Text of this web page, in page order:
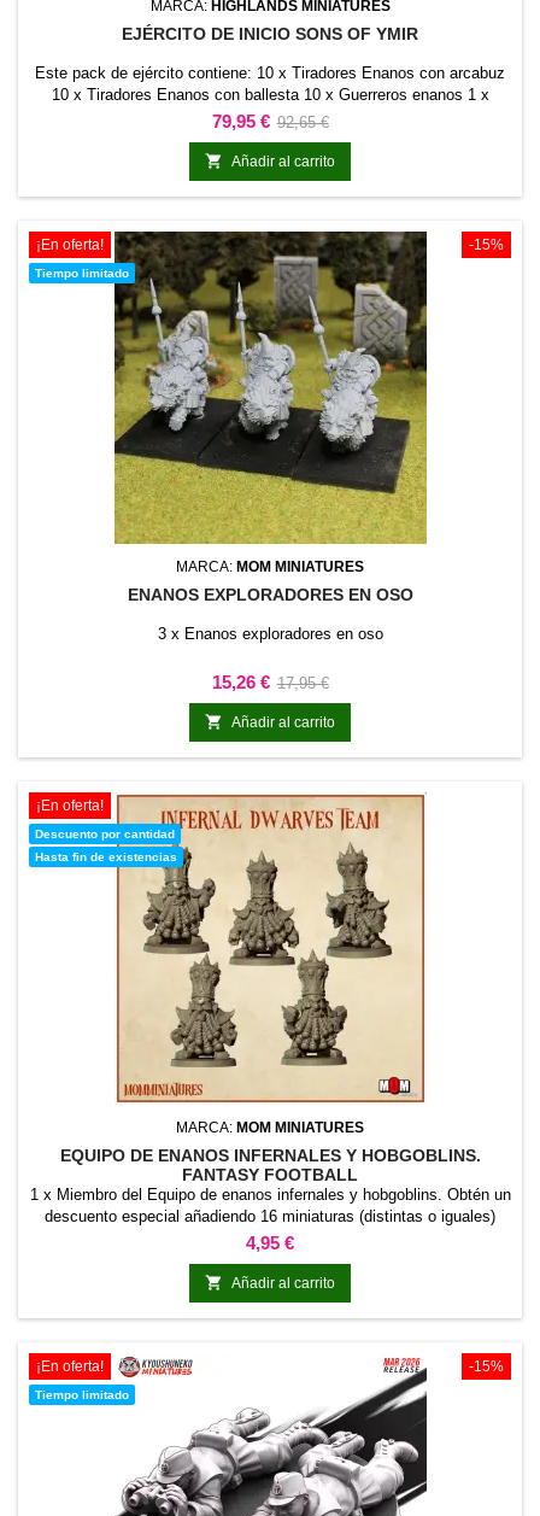
MARCA: HIGHLANDS MINIATURES
EJÉRCITO DE INICIO SONS OF YMIR
Este pack de ejército contiene: 10 x Tiradores Enanos con arcabuz
10 x Tiradores Enanos con ballesta 10 x Guerreros enanos 1 x
Grupo de mando de guerreros. 10 x Enanos huscarles 1 x Grupo de
mando de huscarles 1 x Maestro rúnico 1 x Señor enano 1 x Cañon
enano. 3 x Artilleros del cañón enano Por separado, este ejército
costaría 92,65€
Precio
79,95 € Precio
base
92,65 €
 Añadir al carrito
-15%
¡En oferta!
Tiempo limitado
MARCA: MOM MINIATURES
ENANOS EXPLORADORES EN OSO
3 x Enanos exploradores en oso
Precio
15,26 € Precio
base
17,95 €
 Añadir al carrito
¡En oferta!
Descuento por cantidad
Hasta fin de existencias
MARCA: MOM MINIATURES
EQUIPO DE ENANOS INFERNALES Y HOBGOBLINS.
FANTASY FOOTBALL
1 x Miembro del Equipo de enanos infernales y hobgoblins. Obtén un
descuento especial añadiendo 16 miniaturas (distintas o iguales)
para tener un equipo completo
Precio
4,95 €
 Añadir al carrito
-15%
¡En oferta!
Tiempo limitado